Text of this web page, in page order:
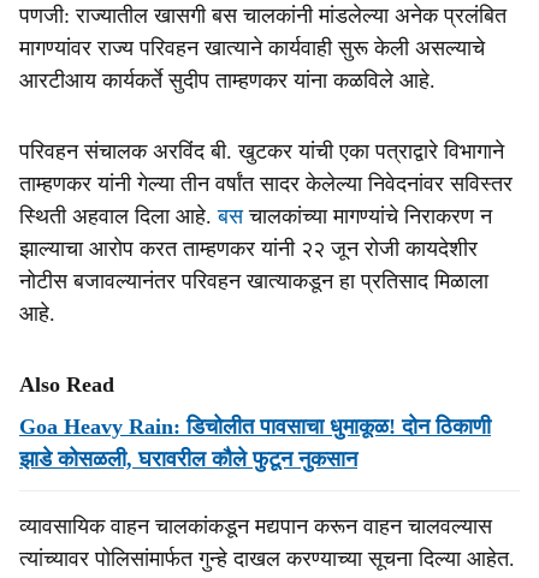
a
r
e
पणजी: राज्यातील खासगी बस चालकांनी मांडलेल्या अनेक प्रलंबित
मागण्यांवर राज्य परिवहन खात्याने कार्यवाही सुरू केली असल्याचे
आरटीआय कार्यकर्ते सुदीप ताम्हणकर यांना कळविले आहे.
परिवहन संचालक अरविंद बी. खुटकर यांची एका पत्राद्वारे विभागाने
ताम्हणकर यांनी गेल्या तीन वर्षांत सादर केलेल्या निवेदनांवर सविस्तर
स्थिती अहवाल दिला आहे.बसचालकांच्या मागण्यांचे निराकरण न
झाल्याचा आरोप करत ताम्हणकर यांनी २२ जून रोजी कायदेशीर
नोटीस बजावल्यानंतर परिवहन खात्याकडून हा प्रतिसाद मिळाला
आहे.
Also Read
Goa Heavy Rain: डिचोलीत पावसाचा धुमाकूळ! दोन ठिकाणी
झाडे कोसळली, घरावरील कौले फुटून नुकसान
व्यावसायिक वाहन चालकांकडून मद्यपान करून वाहन चालवल्यास
त्यांच्यावर पोलिसांमार्फत गुन्हे दाखल करण्याच्या सूचना दिल्या आहेत.